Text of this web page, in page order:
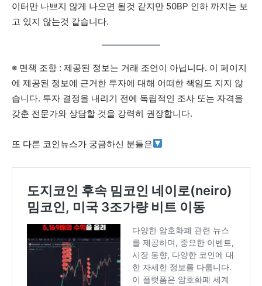
이터만 나쁘지 않게 나오면 될것 같지만 50BP 인하 까지는 보
고 있지 않는것 같습니다.
※ 면책 조항 : 제공된 정보는 거래 조언이 아닙니다. 이 페이지
에 제공된 정보에 근거한 투자에 대해 어떠한 책임도 지지 않
습니다. 투자 결정을 내리기 전에 독립적인 조사 또는 자격을
갖춘 전문가와 상담할 것을 강력히 권장합니다.
또 다른 코인뉴스가 궁금하신 분들은